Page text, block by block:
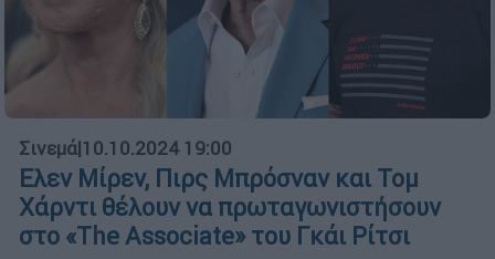
Σινεμά|10.10.2024 19:00
Ελεν Μίρεν, Πιρς Μπρόσναν και Τομ
Χάρντι θέλουν να πρωταγωνιστήσουν
στο «The Associate» του Γκάι Ρίτσι